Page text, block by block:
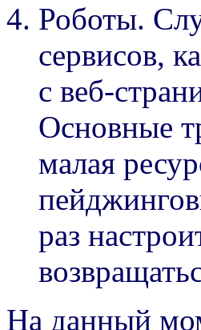
Роботы.
сервисов,
с веб-
Основные
малая
раз
На данный